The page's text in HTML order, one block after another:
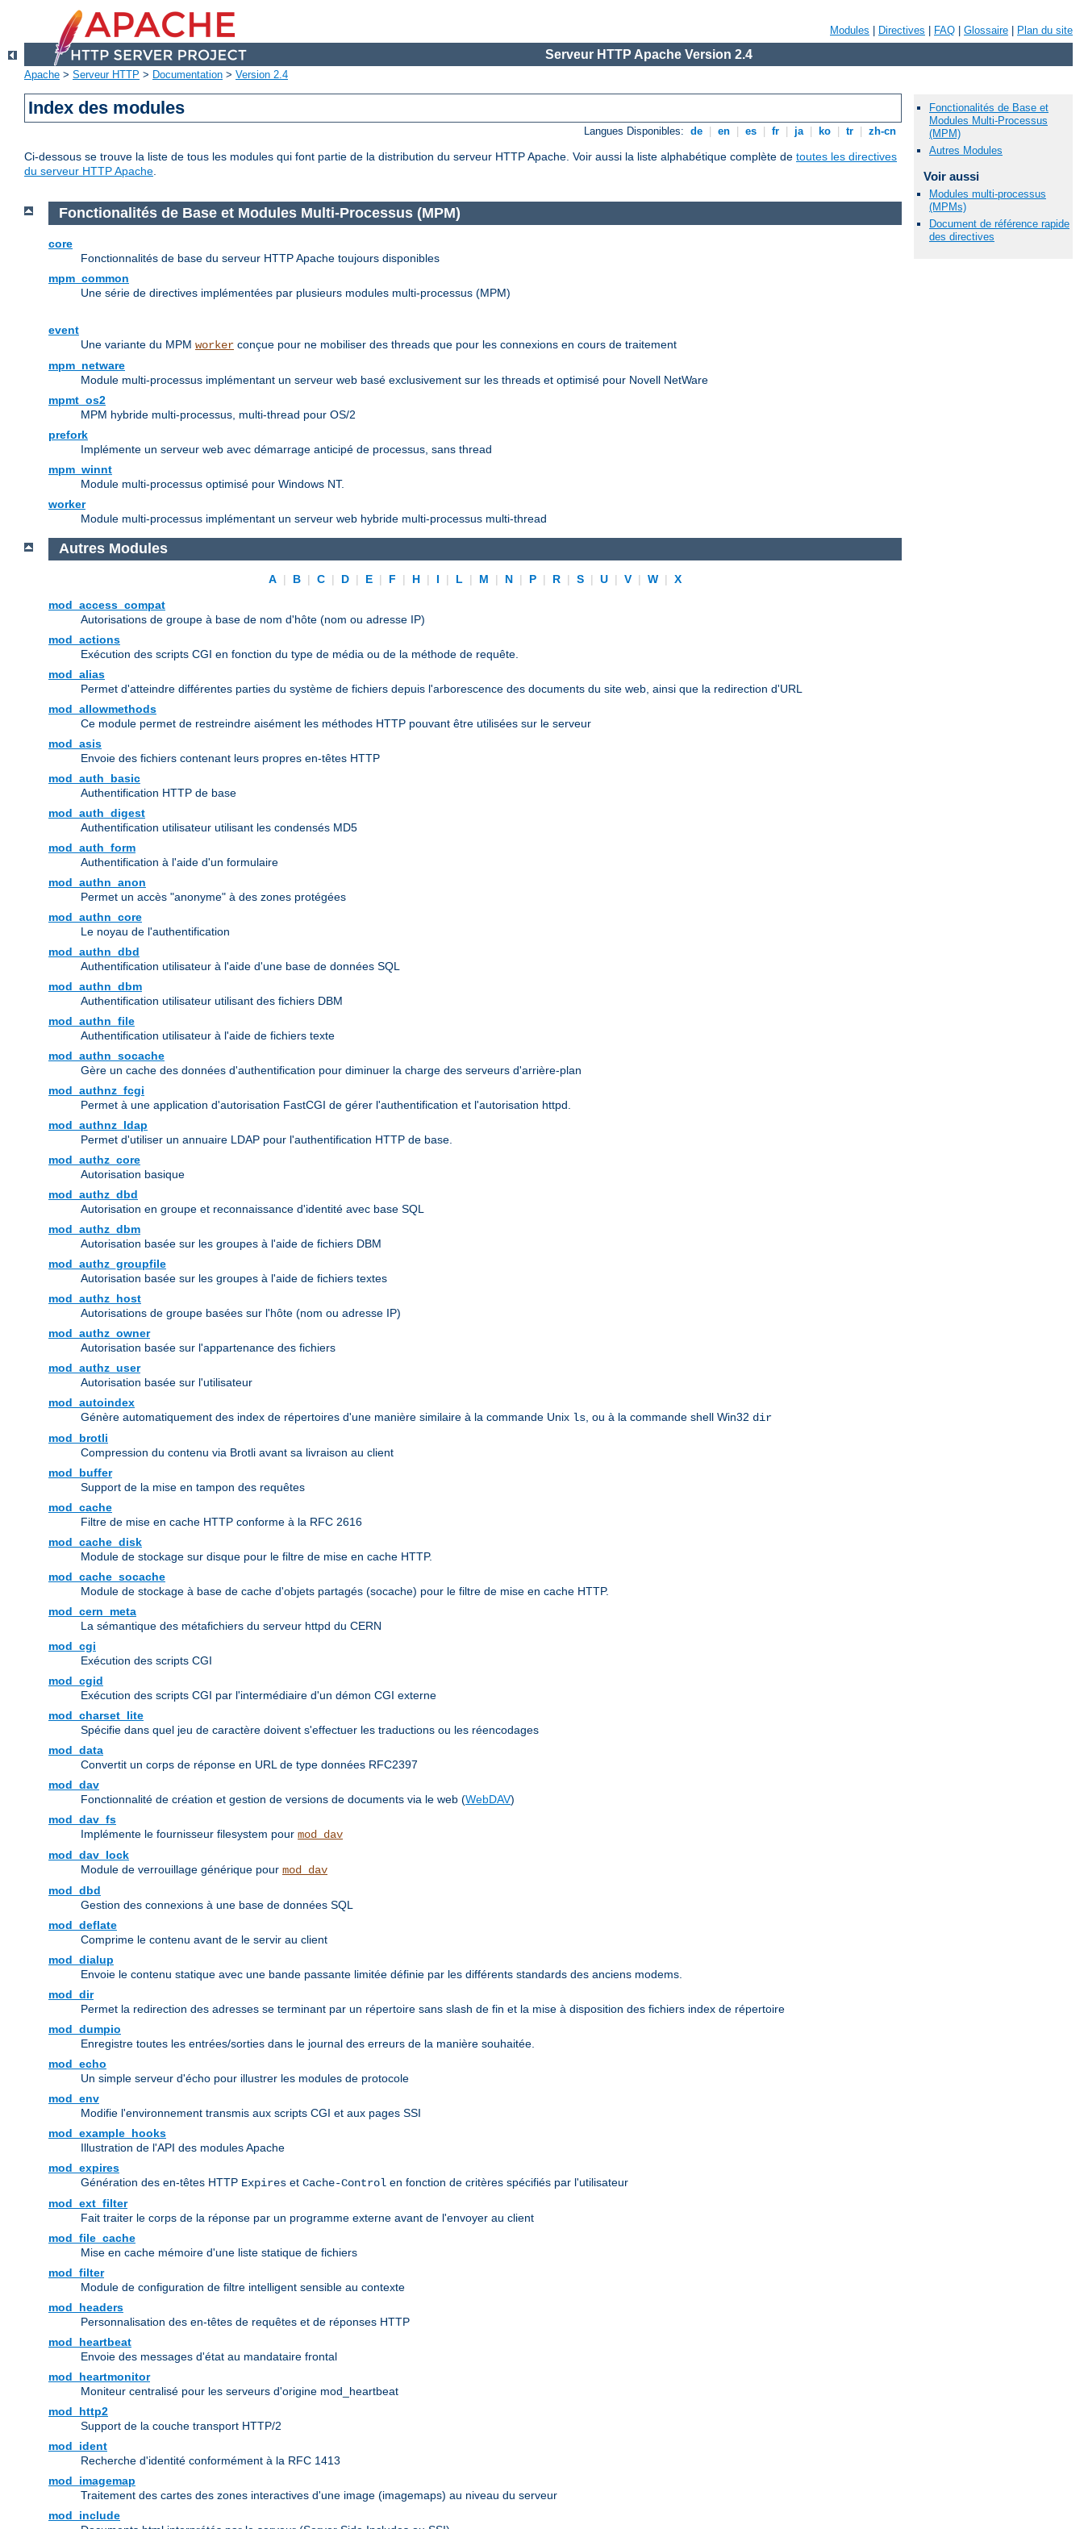
Modules Directives FAQ Glossaire Plan du site
Serveur HTTP Apache Version 2.4
Apache > Serveur HTTP > Documentation > Version 2.4
Index des modules
Langues Disponibles: de en es fr ja ko tr zh-cn
Ci-dessous se trouve la liste de tous les modules qui font partie de la distribution du serveur HTTP Apache. Voir aussi la liste alphabétique complète de toutes les directives
du serveur HTTP Apache.
Fonctionalités de Base et
Modules Multi-Processus
(MPM)
Autres Modules
Voir aussi
Modules multi-processus
(MPMs)
Document de référence rapide
des directives
Fonctionalités de Base et Modules Multi-Processus (MPM)
core
Fonctionnalités de base du serveur HTTP Apache toujours disponibles
mpm_common
Une série de directives implémentées par plusieurs modules multi-processus (MPM)
event
Une variante du MPM worker conçue pour ne mobiliser des threads que pour les connexions en cours de traitement
mpm_netware
Module multi-processus implémentant un serveur web basé exclusivement sur les threads et optimisé pour Novell NetWare
mpmt_os2
MPM hybride multi-processus, multi-thread pour OS/2
prefork
Implémente un serveur web avec démarrage anticipé de processus, sans thread
mpm_winnt
Module multi-processus optimisé pour Windows NT.
worker
Module multi-processus implémentant un serveur web hybride multi-processus multi-thread
Autres Modules
A | B | C | D | E | F | H | I | L | M | N | P | R | S | U | V | W |
X
mod_access_compat
Autorisations de groupe à base de nom d'hôte (nom ou adresse IP)
mod_actions
Exécution des scripts CGI en fonction du type de média ou de la méthode de requête.
mod_alias
Permet d'atteindre différentes parties du système de fichiers depuis l'arborescence des documents du site web, ainsi que la redirection d'URL
mod_allowmethods
Ce module permet de restreindre aisément les méthodes HTTP pouvant être utilisées sur le serveur
mod_asis
Envoie des fichiers contenant leurs propres en-têtes HTTP
mod_auth_basic
Authentification HTTP de base
mod_auth_digest
Authentification utilisateur utilisant les condensés MD5
mod_auth_form
Authentification à l'aide d'un formulaire
mod_authn_anon
Permet un accès "anonyme" à des zones protégées
mod_authn_core
Le noyau de l'authentification
mod_authn_dbd
Authentification utilisateur à l'aide d'une base de données SQL
mod_authn_dbm
Authentification utilisateur utilisant des fichiers DBM
mod_authn_file
Authentification utilisateur à l'aide de fichiers texte
mod_authn_socache
Gère un cache des données d'authentification pour diminuer la charge des serveurs d'arrière-plan
mod_authnz_fcgi
Permet à une application d'autorisation FastCGI de gérer l'authentification et l'autorisation httpd.
mod_authnz_ldap
Permet d'utiliser un annuaire LDAP pour l'authentification HTTP de base.
mod_authz_core
Autorisation basique
mod_authz_dbd
Autorisation en groupe et reconnaissance d'identité avec base SQL
mod_authz_dbm
Autorisation basée sur les groupes à l'aide de fichiers DBM
mod_authz_groupfile
Autorisation basée sur les groupes à l'aide de fichiers textes
mod_authz_host
Autorisations de groupe basées sur l'hôte (nom ou adresse IP)
mod_authz_owner
Autorisation basée sur l'appartenance des fichiers
mod_authz_user
Autorisation basée sur l'utilisateur
mod_autoindex
Génère automatiquement des index de répertoires d'une manière similaire à la commande Unix ls , ou à la commande shell Win32 dir
mod_brotli
Compression du contenu via Brotli avant sa livraison au client
mod_buffer
Support de la mise en tampon des requêtes
mod_cache
Filtre de mise en cache HTTP conforme à la RFC 2616
mod_cache_disk
Module de stockage sur disque pour le filtre de mise en cache HTTP.
mod_cache_socache
Module de stockage à base de cache d'objets partagés (socache) pour le filtre de mise en cache HTTP.
mod_cern_meta
La sémantique des métafichiers du serveur httpd du CERN
mod_cgi
Exécution des scripts CGI
mod_cgid
Exécution des scripts CGI par l'intermédiaire d'un démon CGI externe
mod_charset_lite
Spécifie dans quel jeu de caractère doivent s'effectuer les traductions ou les réencodages
mod_data
Convertit un corps de réponse en URL de type données RFC2397
mod_dav
Fonctionnalité de création et gestion de versions de documents via le web (WebDAV)
mod_dav_fs
Implémente le fournisseur filesystem pour mod_dav
mod_dav_lock
Module de verrouillage générique pour mod_dav
mod_dbd
Gestion des connexions à une base de données SQL
mod_deflate
Comprime le contenu avant de le servir au client
mod_dialup
Envoie le contenu statique avec une bande passante limitée définie par les différents standards des anciens modems.
mod_dir
Permet la redirection des adresses se terminant par un répertoire sans slash de fin et la mise à disposition des fichiers index de répertoire
mod_dumpio
Enregistre toutes les entrées/sorties dans le journal des erreurs de la manière souhaitée.
mod_echo
Un simple serveur d'écho pour illustrer les modules de protocole
mod_env
Modifie l'environnement transmis aux scripts CGI et aux pages SSI
mod_example_hooks
Illustration de l'API des modules Apache
mod_expires
Génération des en-têtes HTTP Expires et Cache-Control en fonction de critères spécifiés par l'utilisateur
mod_ext_filter
Fait traiter le corps de la réponse par un programme externe avant de l'envoyer au client
mod_file_cache
Mise en cache mémoire d'une liste statique de fichiers
mod_filter
Module de configuration de filtre intelligent sensible au contexte
mod_headers
Personnalisation des en-têtes de requêtes et de réponses HTTP
mod_heartbeat
Envoie des messages d'état au mandataire frontal
mod_heartmonitor
Moniteur centralisé pour les serveurs d'origine mod_heartbeat
mod_http2
Support de la couche transport HTTP/2
mod_ident
Recherche d'identité conformément à la RFC 1413
mod_imagemap
Traitement des cartes des zones interactives d'une image (imagemaps) au niveau du serveur
mod_include